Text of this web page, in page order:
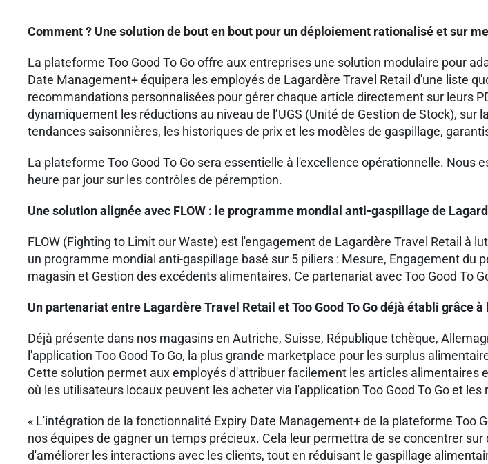
Comment ? Une solution de bout en bout pour un déploiement rationalisé et sur
La plateforme Too Good To Go offre aux entreprises une solution modulaire pour
Date Management+ équipera les employés de Lagardère Travel Retail d'une liste
recommandations personnalisées pour gérer chaque article directement sur leurs
dynamiquement les réductions au niveau de l’UGS (Unité de Gestion de Stock),
tendances saisonnières, les historiques de prix et les modèles de gaspillage,
La plateforme Too Good To Go sera essentielle à l'excellence opérationnelle.
heure par jour sur les contrôles de péremption.
Une solution alignée avec FLOW : le programme mondial anti-gaspillage de
FLOW (Fighting to Limit our Waste) est l'engagement de Lagardère Travel Retail à
un programme mondial anti-gaspillage basé sur 5 piliers : Mesure, Engagement
magasin et Gestion des excédents alimentaires. Ce partenariat avec Too Good To
Un partenariat entre Lagardère Travel Retail et Too Good To Go déjà établi grâce
Déjà présente dans nos magasins en Autriche, Suisse, République tchèque,
l'application Too Good To Go, la plus grande marketplace pour les surplus
Cette solution permet aux employés d'attribuer facilement les articles alimentaires
où les utilisateurs locaux peuvent les acheter via l'application Too Good To Go et les
« L'intégration de la fonctionnalité Expiry Date Management+ de la plateforme Too
nos équipes de gagner un temps précieux. Cela leur permettra de se concentrer
d'améliorer les interactions avec les clients, tout en réduisant le gaspillage